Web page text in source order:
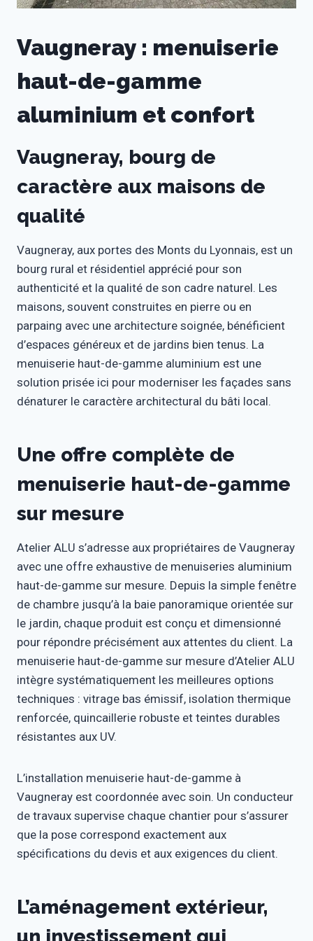
Vaugneray : menuiserie
haut-de-gamme
aluminium et confort
Vaugneray, bourg de
caractère aux maisons de
qualité
Vaugneray, aux portes des Monts du Lyonnais, est un
bourg rural et résidentiel apprécié pour son
authenticité et la qualité de son cadre naturel. Les
maisons, souvent construites en pierre ou en
parpaing avec une architecture soignée, bénéficient
d’espaces généreux et de jardins bien tenus. La
menuiserie haut-de-gamme aluminium est une
solution prisée ici pour moderniser les façades sans
dénaturer le caractère architectural du bâti local.
Une offre complète de
menuiserie haut-de-gamme
sur mesure
Atelier ALU s’adresse aux propriétaires de Vaugneray
avec une offre exhaustive de menuiseries aluminium
haut-de-gamme sur mesure. Depuis la simple fenêtre
de chambre jusqu’à la baie panoramique orientée sur
le jardin, chaque produit est conçu et dimensionné
pour répondre précisément aux attentes du client. La
menuiserie haut-de-gamme sur mesure d’Atelier ALU
intègre systématiquement les meilleures options
techniques : vitrage bas émissif, isolation thermique
renforcée, quincaillerie robuste et teintes durables
résistantes aux UV.
L’installation menuiserie haut-de-gamme à
Vaugneray est coordonnée avec soin. Un conducteur
de travaux supervise chaque chantier pour s’assurer
que la pose correspond exactement aux
spécifications du devis et aux exigences du client.
L’aménagement extérieur,